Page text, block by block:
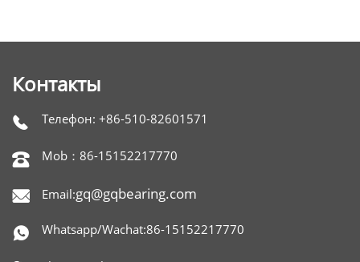
Контакты
 Телефон: +86-510-82601571
 Mob：86-15152217770
 Email:gq@gqbearing.com
 Whatsapp/Wachat:86-15152217770